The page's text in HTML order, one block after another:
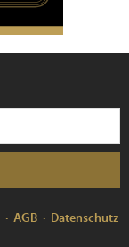
AGB
Datenschutz